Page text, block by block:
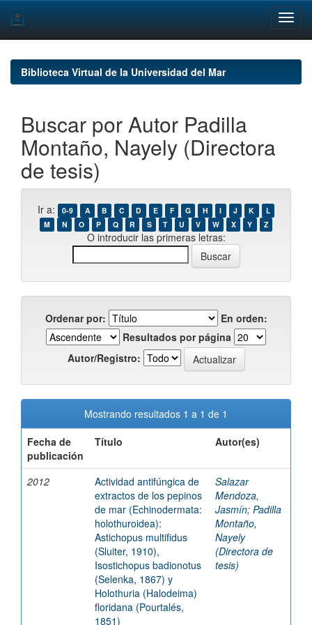
navigationBiblioteca Virtual de la Universidad del Mar
Buscar por Autor Padilla
Montaño, Nayely (Directora
de tesis)
Ir a: 0-9 A B C D E F G H I J K
L
M
N O P Q R S T U V W X Y Z
O introducir las primeras letras:
Ordenar por:
En orden:
Resultados por página
Autor/Registro:
Mostrando resultados 1 a 1 de 1
Fecha de
publicación
Título Autor(es)
2012
Actividad antifúngica de
extractos de los pepinos
de mar (Echinodermata:
holothuroidea):
Astichopus multifidus
(Sluiter, 1910),
Isostichopus badionotus
(Selenka, 1867) y
Holothuria (Halodeima)
floridana (Pourtalés,
1851)
Salazar
Mendoza,
Jasmín; Padilla
Montaño,
Nayely
(Directora de
tesis)